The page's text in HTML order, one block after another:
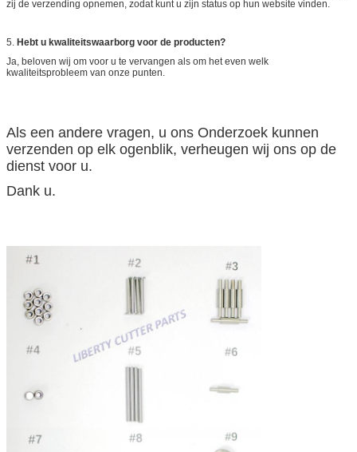
zij de verzending opnemen, zodat kunt u zijn status op hun website vinden.
5. Hebt u kwaliteitswaarborg voor de producten?
Ja, beloven wij om voor u te vervangen als om het even welk
kwaliteitsprobleem van onze punten.
Als een andere vragen, u ons Onderzoek kunnen
verzenden op elk ogenblik, verheugen wij ons op de
dienst voor u.
Dank u.